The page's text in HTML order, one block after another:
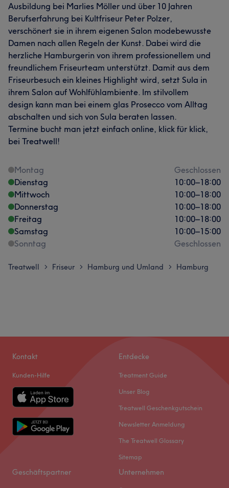
Ausbildung bei Marlies Möller und über 10 Jahren
Berufserfahrung bei Kultfriseur Peter Polzer,
verschönert sie in ihrem eigenen Salon modebewusste
Damen nach allen Regeln der Kunst. Dabei wird die
herzliche Hamburgerin von ihrem professionellem und
freundlichem Friseurteam unterstützt. Damit aus dem
Friseurbesuch ein kleines Highlight wird, setzt Sula in
ihrem Salon auf Wohlfühlambiente. Im stilvollem
design kann man bei einem glas Prosecco vom Alltag
abschalten und sich von Sula beraten lassen.
Termine bucht man jetzt einfach online, klick für klick,
bei Treatwell!
Montag
Geschlossen
Dienstag
10:00–18:00
Mittwoch
10:00–18:00
Donnerstag
10:00–18:00
Freitag
10:00–18:00
Samstag
10:00–15:00
Sonntag
Geschlossen
Treatwell > Friseur > Hamburg und Umland > Hamburg
Kontakt
Kunden-Hilfe
Entdecke
Treatment Guide
Unser Blog
Treatwell Geschenkgutschein
Newsletter Anmeldung
The Treatwell Glossary
Sitemap
Geschäftspartner Unternehmen